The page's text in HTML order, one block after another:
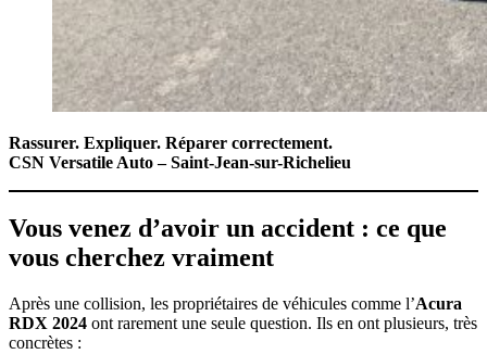
Rassurer. Expliquer. Réparer correctement.
CSN Versatile Auto – Saint-Jean-sur-Richelieu
Vous venez d’avoir un accident : ce que
vous cherchez vraiment
Après une collision, les propriétaires de véhicules comme l’Acura
RDX 2024 ont rarement une seule question. Ils en ont plusieurs, très
concrètes :